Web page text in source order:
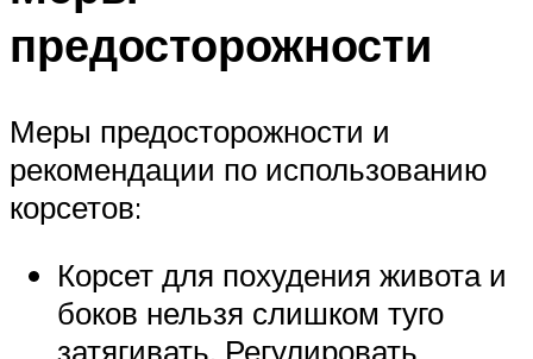
предосторожности
Меры предосторожности и
рекомендации по использованию
корсетов:
Корсет для похудения живота и
боков нельзя слишком туго
затягивать. Регулировать